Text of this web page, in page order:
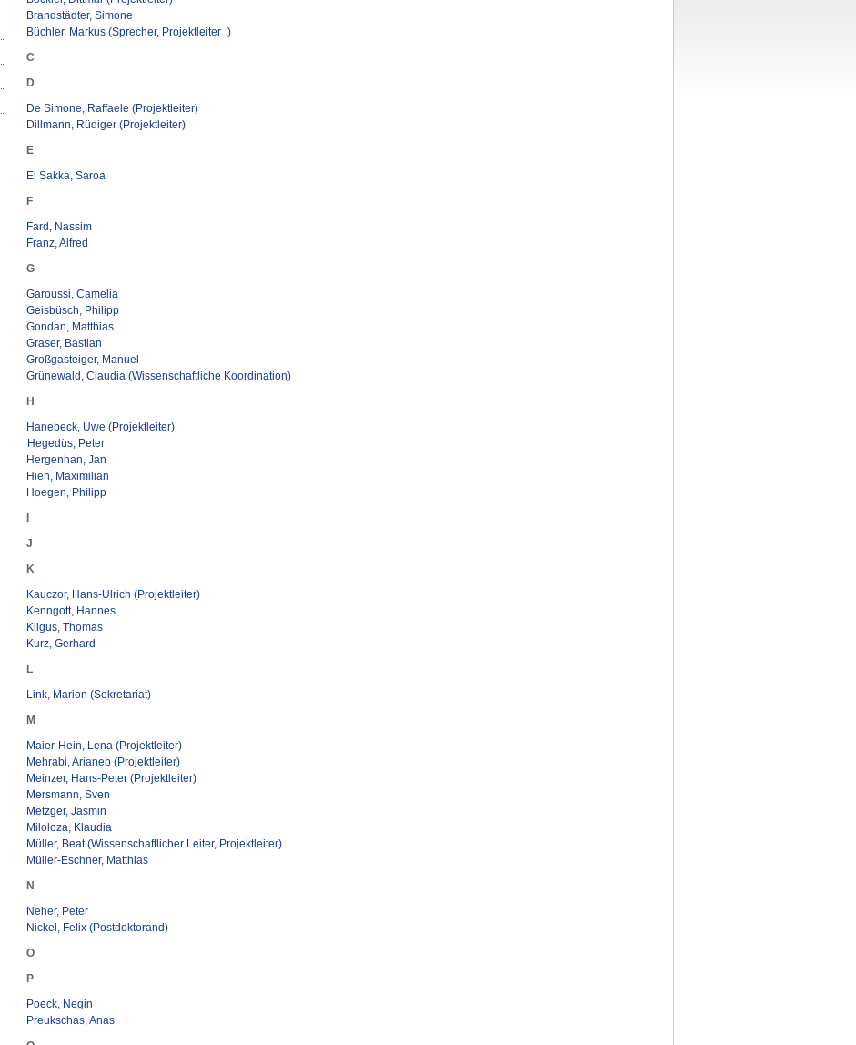
Brandstädter, Simone
Büchler, Markus (Sprecher, Projektleiter )
C
D
De Simone, Raffaele (Projektleiter)
Dillmann, Rüdiger (Projektleiter)
E
El Sakka, Saroa
F
Fard, Nassim
Franz, Alfred
G
Garoussi, Camelia
Geisbüsch, Philipp
Gondan, Matthias
Graser, Bastian
Großgasteiger, Manuel
Grünewald, Claudia (Wissenschaftliche Koordination)
H
Hanebeck, Uwe (Projektleiter)
Hegedüs, Peter
Hergenhan, Jan
Hien, Maximilian
Hoegen, Philipp
J
K
Kauczor, Hans-Ulrich (Projektleiter)
Kenngott, Hannes
Kilgus, Thomas
Kurz, Gerhard
L
Link, Marion (Sekretariat)
M
Maier-Hein, Lena (Projektleiter)
Mehrabi, Arianeb (Projektleiter)
Meinzer, Hans-Peter (Projektleiter)
Mersmann, Sven
Metzger, Jasmin
Miloloza, Klaudia
Müller, Beat (Wissenschaftlicher Leiter, Projektleiter)
Müller-Eschner, Matthias
N
Neher, Peter
Nickel, Felix (Postdoktorand)
O
P
Poeck, Negin
Preukschas, Anas